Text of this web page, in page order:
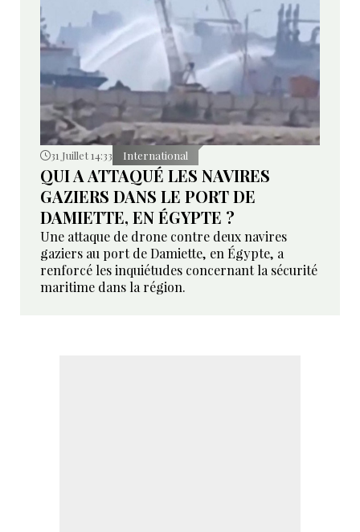
31 Juillet 14:33 International
QUI A ATTAQUÉ LES NAVIRES
GAZIERS DANS LE PORT DE
DAMIETTE, EN ÉGYPTE ?
Une attaque de drone contre deux navires
gaziers au port de Damiette, en Égypte, a
renforcé les inquiétudes concernant la sécurité
maritime dans la région.